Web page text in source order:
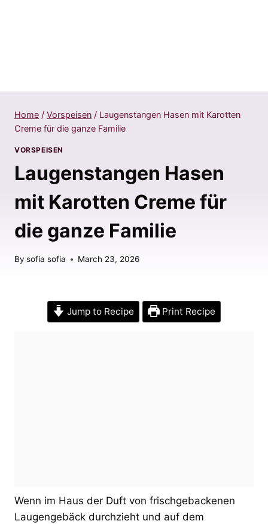
Home / Vorspeisen / Laugenstangen Hasen mit Karotten
Creme für die ganze Familie
VORSPEISEN
Laugenstangen Hasen
mit Karotten Creme für
die ganze Familie
By sofia sofia March 23, 2026
Jump to Recipe Print Recipe
Wenn im Haus der Duft von frischgebackenen
Laugengebäck durchzieht und auf dem